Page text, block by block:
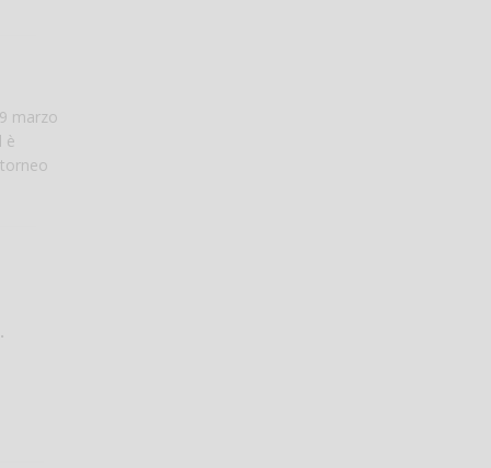
marzo
è